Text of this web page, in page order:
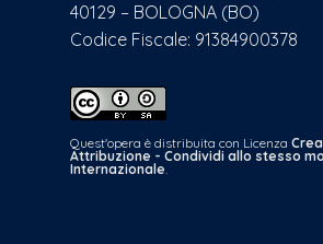
40129 – BOLOGNA (BO)
Codice Fiscale: 91384900378
Quest'opera è distribuita con Licenza
Attribuzione - Condividi allo stesso
Internazionale.